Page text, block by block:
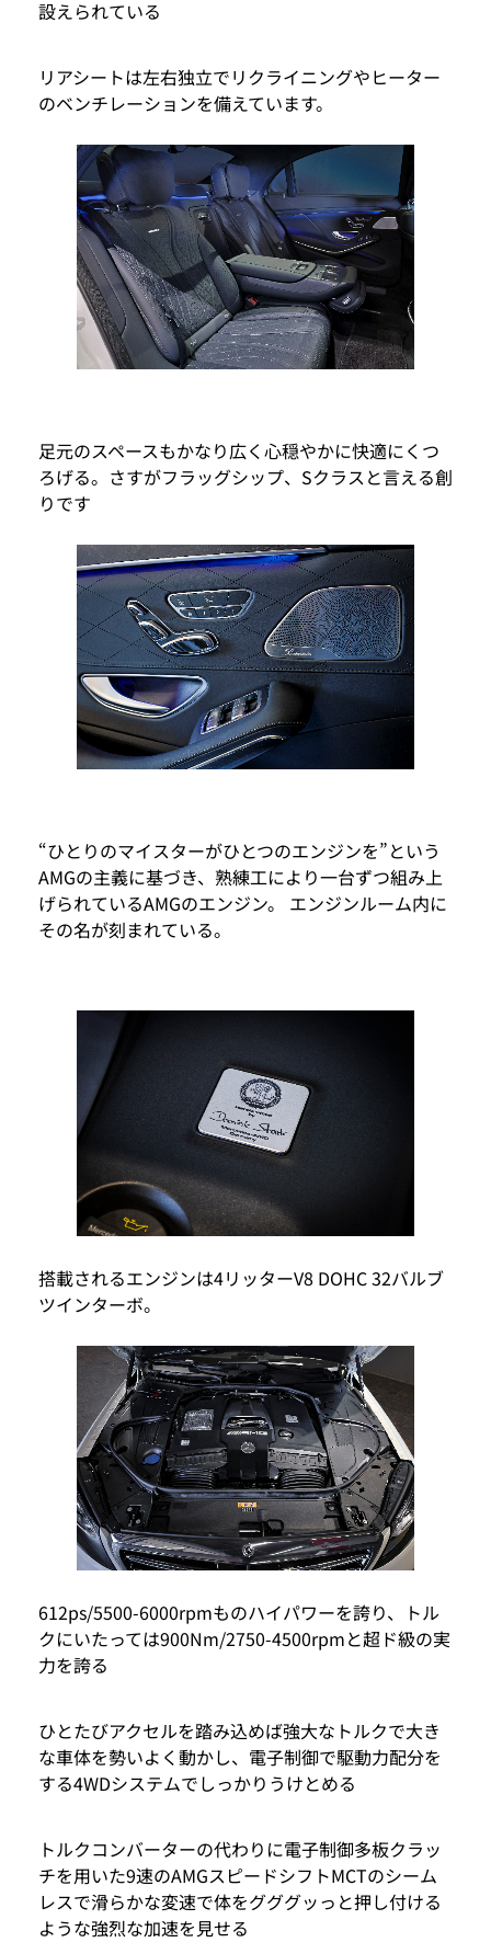
設えられている
リアシートは左右独立でリクライニングやヒーター
のベンチレーションを備えています。
足元のスペースもかなり広く心穏やかに快適にくつ
ろげる。さすがフラッグシップ、Sクラスと言える創
りです
“ひとりのマイスターがひとつのエンジンを”という
AMGの主義に基づき、熟練工により一台ずつ組み上
げられているAMGのエンジン。 エンジンルーム内に
その名が刻まれている。
搭載されるエンジンは4リッターV8 DOHC 32バルブ
ツインターボ。
612ps/5500-6000rpmものハイパワーを誇り、トル
クにいたっては900Nm/2750-4500rpmと超ド級の実
力を誇る
ひとたびアクセルを踏み込めば強大なトルクで大き
な車体を勢いよく動かし、電子制御で駆動力配分を
する4WDシステムでしっかりうけとめる
トルクコンバーターの代わりに電子制御多板クラッ
チを用いた9速のAMGスピードシフトMCTのシーム
レスで滑らかな変速で体をグググッっと押し付ける
ような強烈な加速を見せる